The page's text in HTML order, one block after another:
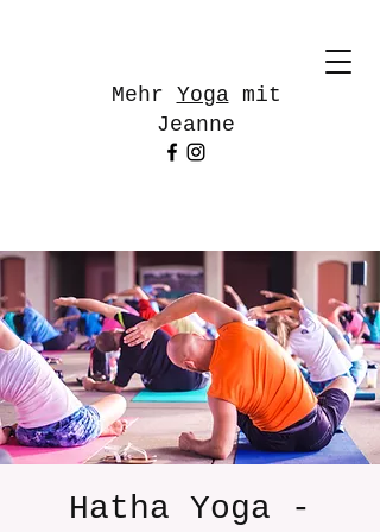
Mehr Yogamit
Jeanne
Hatha Yoga -